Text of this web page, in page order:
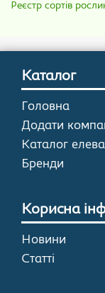
Реєстр сортів
Каталог
Головна
Додати
Каталог
Бренди
Корисна
Новини
Статті